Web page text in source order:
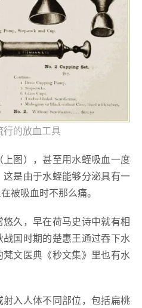
行的放血工具
图），甚至用水蛭吸血一度
是由于水蛭能够分泌具有一
被吸血时不那么痛。
久，早在荷马史诗中就有相
国时期的楚惠王通过吞下水
文医典《秒文集》里也有水
入人体不同部位，包括扁桃